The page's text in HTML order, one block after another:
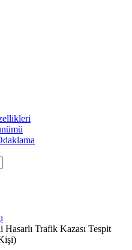
Trafik Kazası Tespit